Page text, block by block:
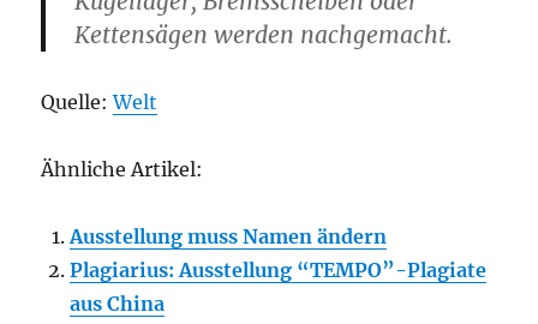
Kettensägen werden nachgemacht.
Quelle:Welt
Ähnliche Artikel:
Ausstellung muss Namen ändern
Plagiarius: Ausstellung “TEMPO”-Plagiate
aus China